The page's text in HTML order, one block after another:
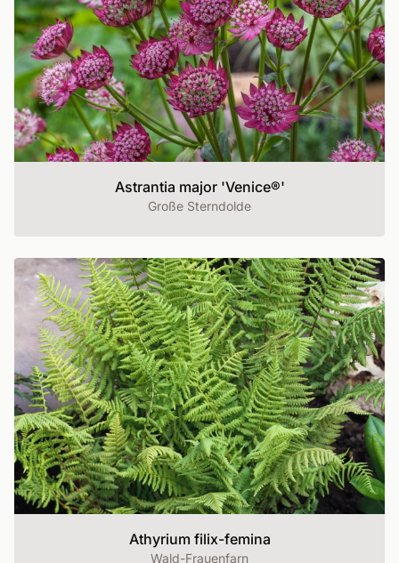
Astrantia major 'Venice®'
Große Sterndolde
Athyrium filix-femina
Wald-Frauenfarn